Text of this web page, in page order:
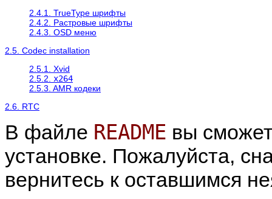
2.4.1. TrueType шрифты
2.4.2. Растровые шрифты
2.4.3. OSD меню
2.5. Codec installation
2.5.1. Xvid
2.5.2. x264
2.5.3. AMR кодеки
2.6. RTC
В файле README вы
установке. Пожалуйста,
вернитесь к оставшимся